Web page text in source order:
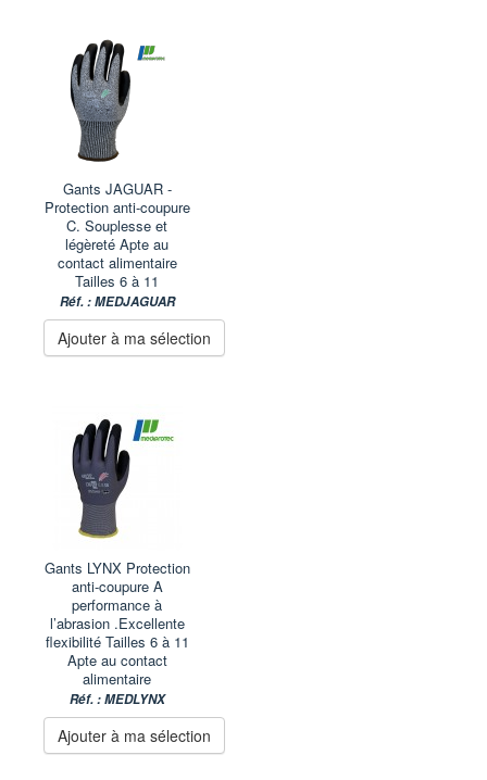
Gants JAGUAR -
Protection anti-coupure
C. Souplesse et
légèreté Apte au
contact alimentaire
Tailles 6 à 11
Réf. : MEDJAGUAR
Ajouter à ma sélection
Gants LYNX Protection
anti-coupure A
performance à
l’abrasion .Excellente
flexibilité Tailles 6 à 11
Apte au contact
alimentaire
Réf. : MEDLYNX
Ajouter à ma sélection